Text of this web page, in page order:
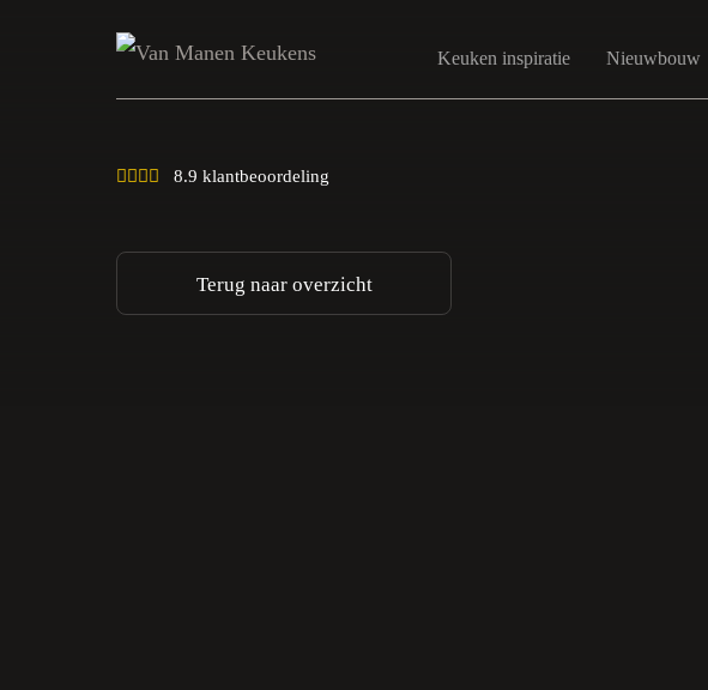
Keuken inspiratie Nieuwbouw
8.9 klantbeoordeling
Terug naar overzicht